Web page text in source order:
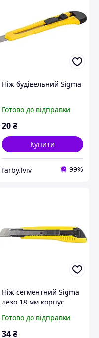
Ніж будівельний Sigma
Готово до відправки
20₴
Купити
farby.lviv 99%
Ніж сегментний Sigma
лезо 18 мм корпус
автоматичний замок
Готово до відправки
34₴